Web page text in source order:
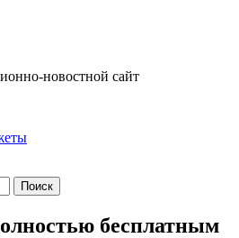
новостной сайт
бесплатным